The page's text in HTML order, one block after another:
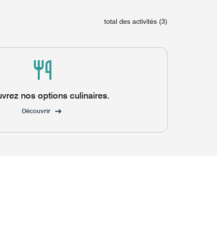
total des activités (3)
nos options culinaires.
Découvrir